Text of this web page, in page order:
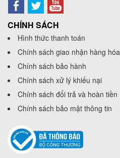
CHÍNH SÁCH
Hình thức thanh toán
Chính sách giao nhận hàng hóa
Chính sách bảo hành
Chính sách xử lý khiếu nại
Chính sách đổi trả và hoàn tiền
Chính sách bảo mật thông tin